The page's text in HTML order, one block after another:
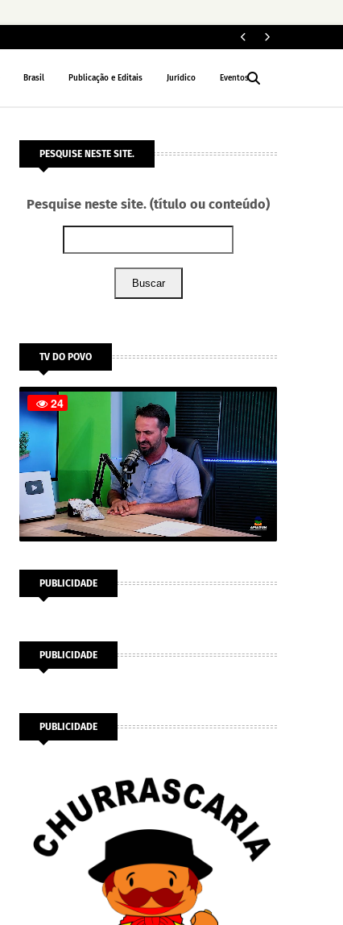
Brasil Publicação e Editais Jurídico Eventos
PESQUISE NESTE SITE.
Pesquise neste site. (título ou conteúdo)
Buscar
TV DO POVO
PUBLICIDADE
PUBLICIDADE
PUBLICIDADE